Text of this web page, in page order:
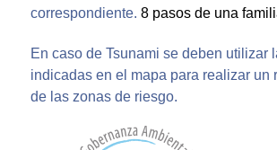
correspondiente. 8 pasos de una
En caso de Tsunami se deben utilizar
indicadas en el mapa para realizar un
de las zonas de riesgo.